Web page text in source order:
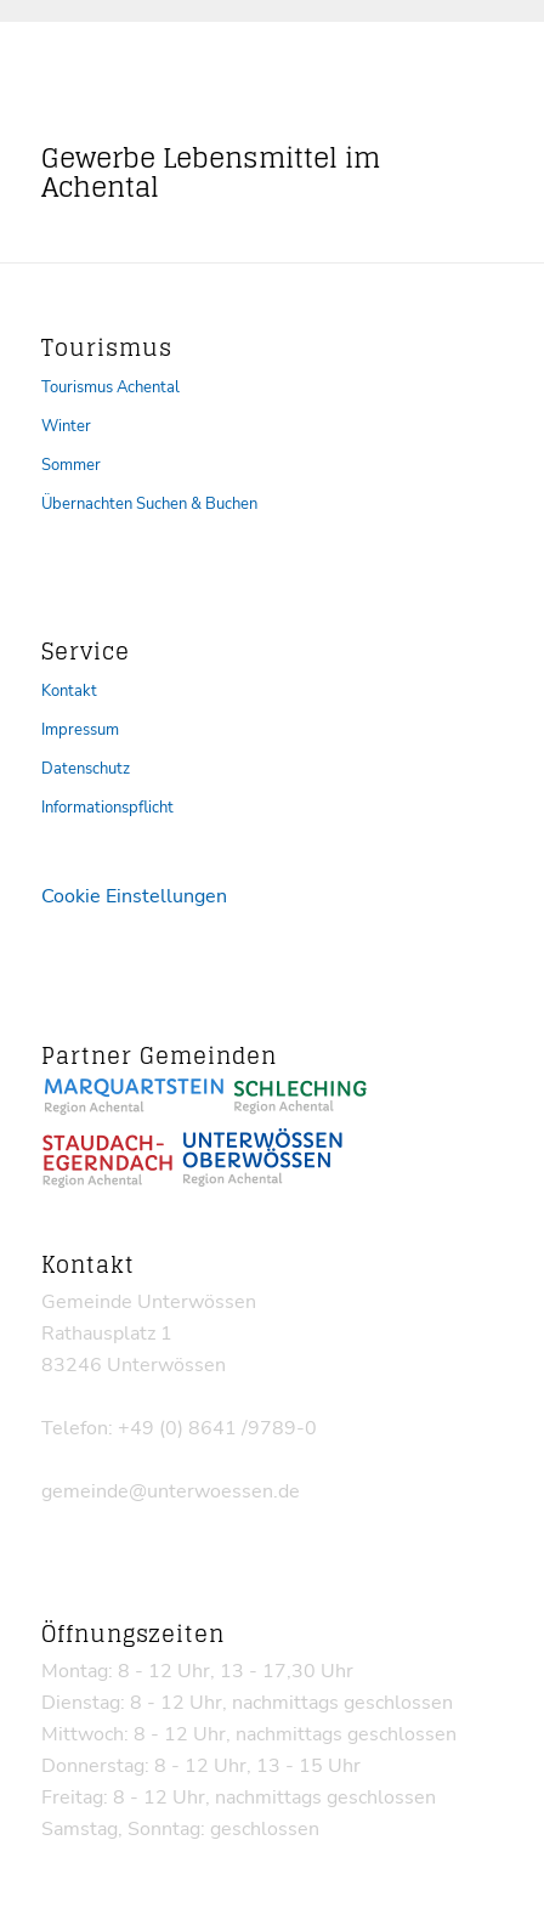
Gewerbe Lebensmittel im
Achental
Tourismus
Tourismus Achental
Winter
Sommer
Übernachten Suchen & Buchen
Service
Kontakt
Impressum
Datenschutz
Informationspflicht
Cookie Einstellungen
Partner Gemeinden
Kontakt
Gemeinde Unterwössen
Rathausplatz 1
83246 Unterwössen
Telefon: +49 (0) 8641 /9789-0
gemeinde@unterwoessen.de
Öffnungszeiten
Montag: 8 - 12 Uhr, 13 - 17,30 Uhr
Dienstag: 8 - 12 Uhr, nachmittags geschlossen
Mittwoch: 8 - 12 Uhr, nachmittags geschlossen
Donnerstag: 8 - 12 Uhr, 13 - 15 Uhr
Freitag: 8 - 12 Uhr, nachmittags geschlossen
Samstag, Sonntag: geschlossen